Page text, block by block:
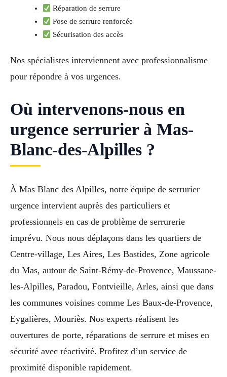
Réparation de serrure
Pose de serrure renforcée
Sécurisation des accès
Nos spécialistes interviennent avec professionnalisme
pour répondre à vos urgences.
Où intervenons-nous en
urgence serrurier à Mas-
Blanc-des-Alpilles ?
À Mas Blanc des Alpilles, notre équipe de serrurier
urgence intervient auprès des particuliers et
professionnels en cas de problème de serrurerie
imprévu. Nous nous déplaçons dans les quartiers de
Centre-village, Les Aires, Les Bastides, Zone agricole
du Mas, autour de Saint-Rémy-de-Provence, Maussane-
les-Alpilles, Paradou, Fontvieille, Arles, ainsi que dans
les communes voisines comme Les Baux-de-Provence,
Eygalières, Mouriès. Nos experts réalisent les
ouvertures de porte, réparations de serrure et mises en
sécurité avec réactivité. Profitez d’un service de
proximité disponible rapidement.